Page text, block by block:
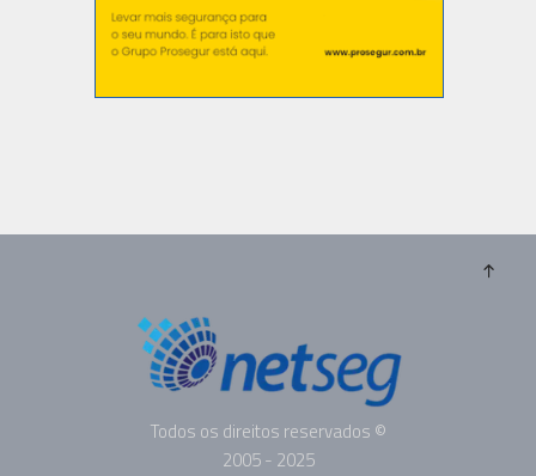
Todos os direitos reservados ©
2005 - 2025